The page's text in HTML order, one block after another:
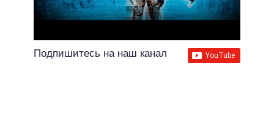
Подпишитесь на наш канал